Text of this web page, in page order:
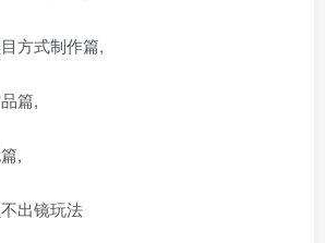
方式制作篇,
篇,
,
出镜玩法